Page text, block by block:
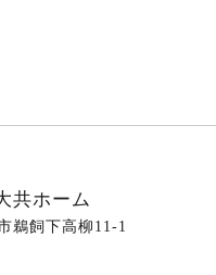
共ホーム
鵜飼下高柳11-1